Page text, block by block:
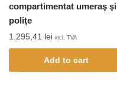
compartimentat umeraş şi
poliţe
1.295,41 lei incl. TVA
Add to cart